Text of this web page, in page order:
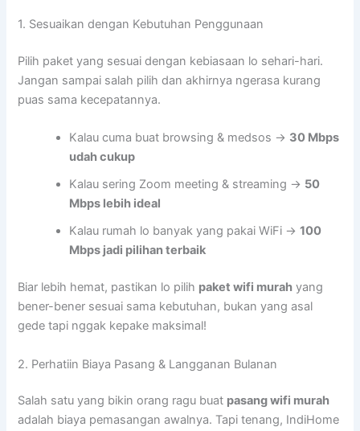
1. Sesuaikan dengan Kebutuhan Penggunaan
Pilih paket yang sesuai dengan kebiasaan lo sehari-hari.
Jangan sampai salah pilih dan akhirnya ngerasa kurang
puas sama kecepatannya.
Kalau cuma buat browsing & medsos → 30 Mbps
udah cukup
Kalau sering Zoom meeting & streaming → 50
Mbps lebih ideal
Kalau rumah lo banyak yang pakai WiFi →100
Mbps jadi pilihan terbaik
Biar lebih hemat, pastikan lo pilih paket wifi murah yang
bener-bener sesuai sama kebutuhan, bukan yang asal
gede tapi nggak kepake maksimal!
2. Perhatiin Biaya Pasang & Langganan Bulanan
Salah satu yang bikin orang ragu buat pasang wifi murah
adalah biaya pemasangan awalnya. Tapi tenang, IndiHome